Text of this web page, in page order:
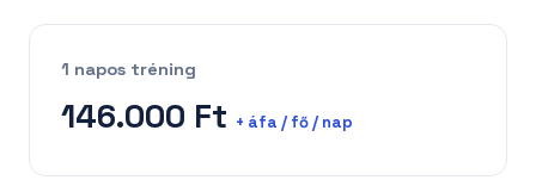
1 napos tréning
146.000 Ft + áfa / fő / nap